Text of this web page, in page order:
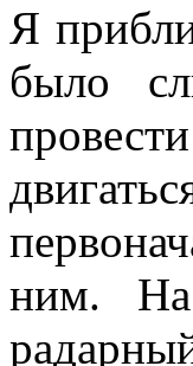
Я
было
ним. На